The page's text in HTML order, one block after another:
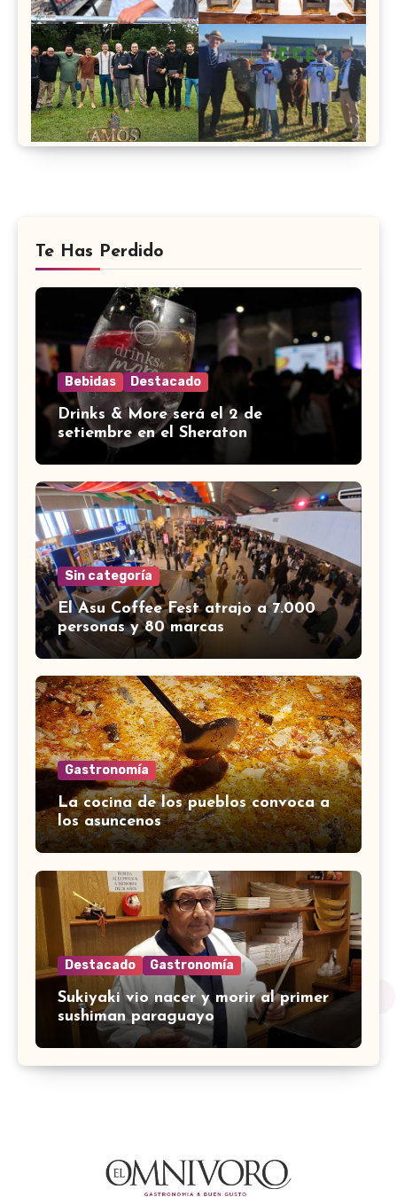
Te Has Perdido
Bebidas Destacado
Drinks & More será el 2 de
setiembre en el Sheraton
Sin categoría
El Asu Coffee Fest atrajo a 7.000
personas y 80 marcas
Gastronomía
La cocina de los pueblos convoca a
los asuncenos
Destacado Gastronomía
Sukiyaki vio nacer y morir al primer
sushiman paraguayo